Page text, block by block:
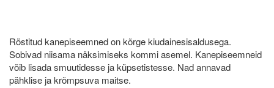
Röstitud kanepiseemned on kõrge kiudainesisaldusega.
Sobivad niisama näksimiseks kommi asemel. Kanepiseemneid
võib lisada smuutidesse ja küpsetistesse. Nad annavad
pähklise ja krõmpsuva maitse.